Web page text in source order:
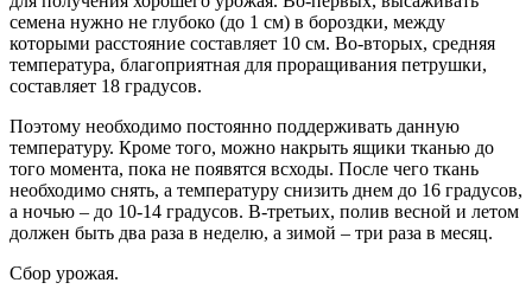
семена нужно не глубоко (до 1 см) в бороздки, между
которыми расстояние составляет 10 см. Во-вторых, средняя
температура, благоприятная для проращивания петрушки,
составляет 18 градусов.
Поэтому необходимо постоянно поддерживать данную
температуру. Кроме того, можно накрыть ящики тканью до
того момента, пока не появятся всходы. После чего ткань
необходимо снять, а температуру снизить днем до 16 градусов,
а ночью – до 10-14 градусов. В-третьих, полив весной и летом
должен быть два раза в неделю, а зимой – три раза в месяц.
Сбор урожая.